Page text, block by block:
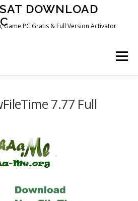
DOWNLOAD
PC Gratis & Full Version Activator
Menu
7.77 Full